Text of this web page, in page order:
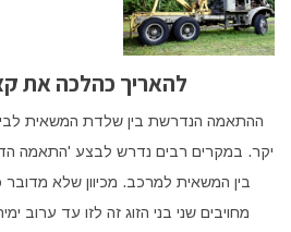
להאריך כהלכה את
ההתאמה הנדרשת בין שלדת המשאית
יקר. במקרים רבים נדרש לבצע 'התאמה
בין המשאית למרכב. מכיוון שלא
מחויבים שני בני הזוג זה לזו עד ערוב